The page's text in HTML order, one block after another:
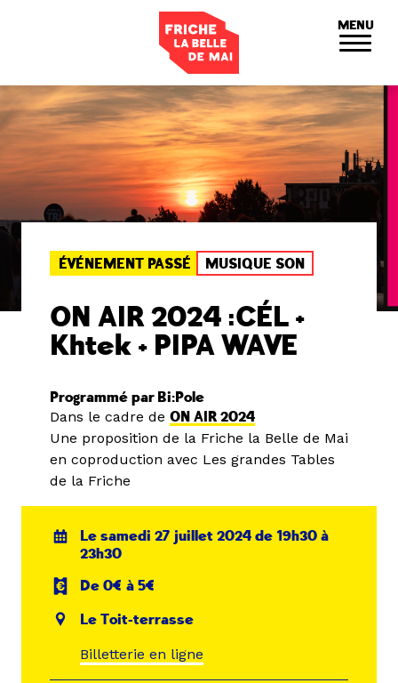
MENU
ÉVÉNEMENT PASSÉ MUSIQUE SON
ON AIR 2024 :CÉL +
Khtek + PIPA WAVE
Programmé par Bi:Pole
Dans le cadre de ON AIR 2024
Une proposition de la Friche la Belle de Mai
en coproduction avec Les grandes Tables
de la Friche
Le samedi 27 juillet 2024 de 19h30 à
23h30
De 0€ à 5€
Le Toit-terrasse
Billetterie en ligne
Panneau de gestion des cookies